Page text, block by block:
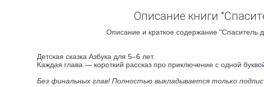
Описание книги
Описание и краткое содержание "Спаситель
Детская сказка Азбука для 5–6 лет.
Каждая глава — короткий рассказ про приключение с одной
Без финальных глав! Полностью выкладывается только